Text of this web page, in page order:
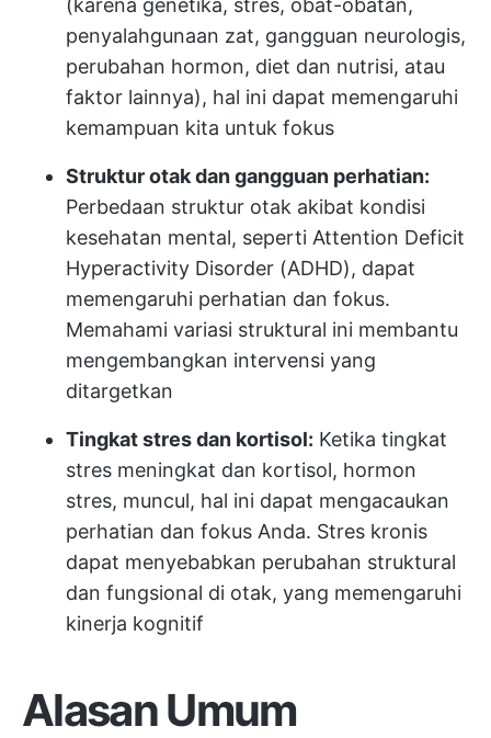
(karena genetika, stres, obat-obatan,
penyalahgunaan zat, gangguan neurologis,
perubahan hormon, diet dan nutrisi, atau
faktor lainnya), hal ini dapat memengaruhi
kemampuan kita untuk fokus
Struktur otak dan gangguan perhatian:
Perbedaan struktur otak akibat kondisi
kesehatan mental, seperti Attention Deficit
Hyperactivity Disorder (ADHD), dapat
memengaruhi perhatian dan fokus.
Memahami variasi struktural ini membantu
mengembangkan intervensi yang
ditargetkan
Tingkat stres dan kortisol: Ketika tingkat
stres meningkat dan kortisol, hormon
stres, muncul, hal ini dapat mengacaukan
perhatian dan fokus Anda. Stres kronis
dapat menyebabkan perubahan struktural
dan fungsional di otak, yang memengaruhi
kinerja kognitif
Alasan Umum